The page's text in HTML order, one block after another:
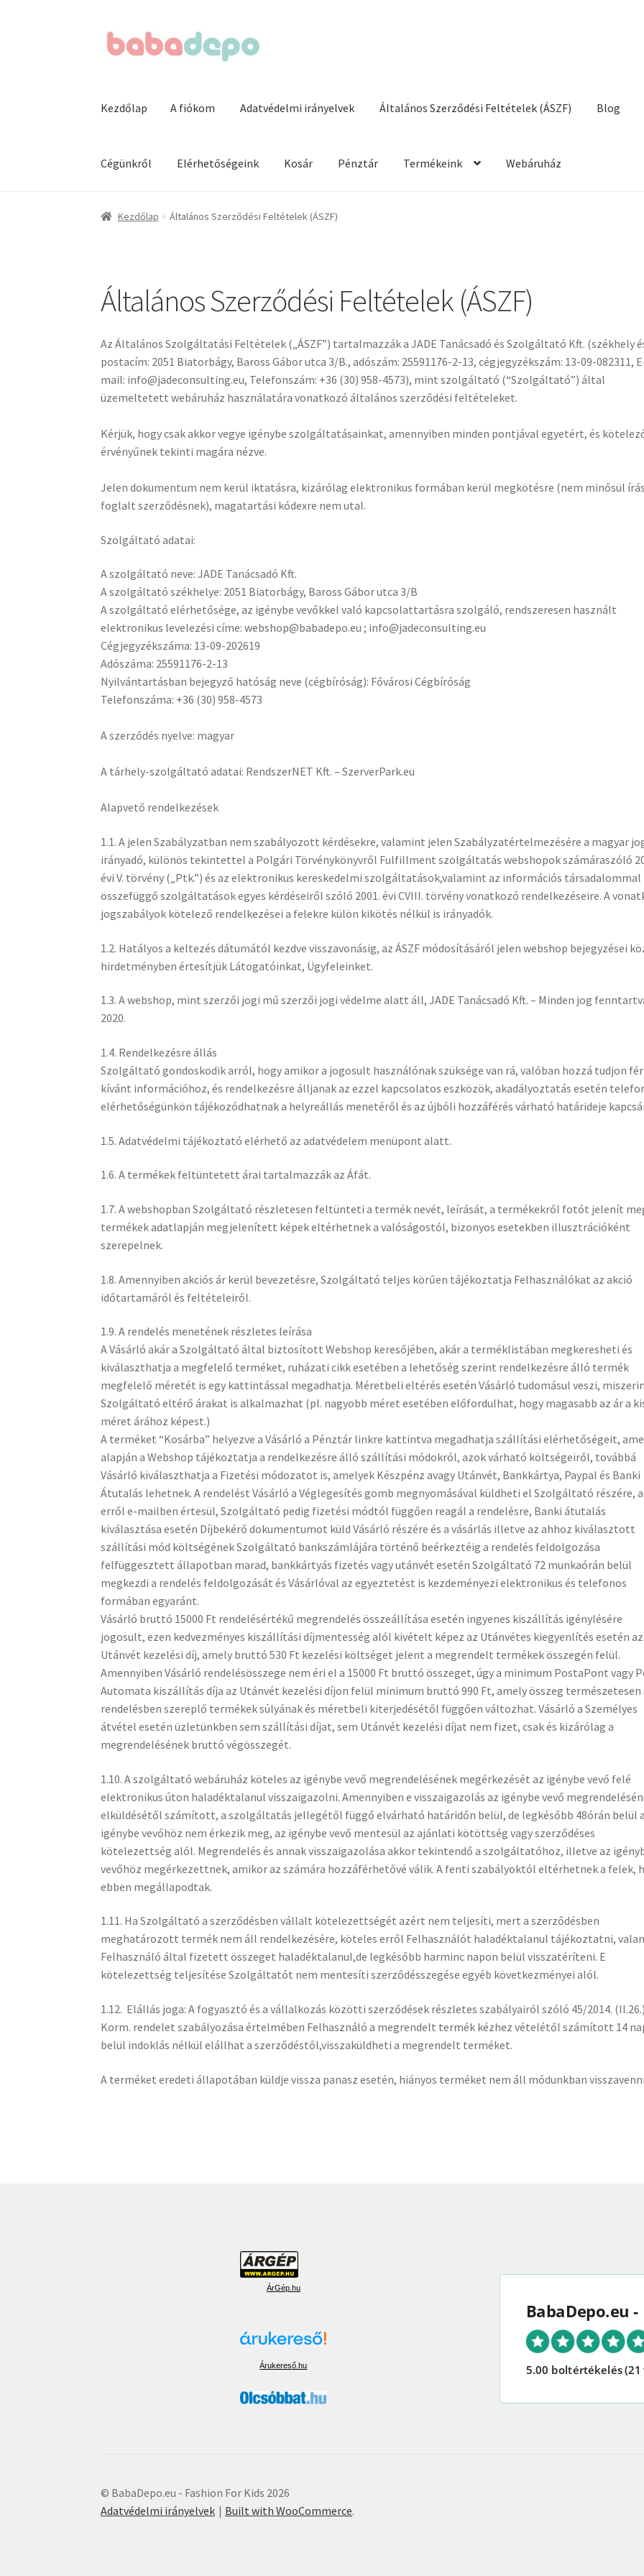
Ugrás
Kilépés
Kezdőlap A fiókom Adatvédelmi irányelvek Általános Szerződési Feltételek (ÁSZF) Blog
Cégünkről Elérhetőségeink Kosár Pénztár Termékeink Webáruház
Kezdőlap A fiókom Adatvédelmi irányelvek Általános Szerződési Feltételek (ÁSZF)
Kezdőlap Általános Szerződési Feltételek (ÁSZF)
Általános Szerződési Feltételek (ÁSZF)
Az Általános Szolgáltatási Feltételek („ÁSZF”) tartalmazzák a JADE Tanácsadó és Szolgáltató Kft. (székhely
postacím: 2051 Biatorbágy, Baross Gábor utca 3/B., adószám: 25591176-2-13, cégjegyzékszám: 13-09-082311,
mail: info@jadeconsulting.eu, Telefonszám: +36 (30) 958-4573), mint szolgáltató (“Szolgáltató”) által
üzemeltetett webáruház használatára vonatkozó általános szerződési feltételeket.
Kérjük, hogy csak akkor vegye igénybe szolgáltatásainkat, amennyiben minden pontjával egyetért, és
érvényűnek tekinti magára nézve.
Jelen dokumentum nem kerül iktatásra, kizárólag elektronikus formában kerül megkötésre (nem minősül
foglalt szerződésnek), magatartási kódexre nem utal.
Szolgáltató adatai:
A szolgáltató neve: JADE Tanácsadó Kft.
A szolgáltató székhelye: 2051 Biatorbágy, Baross Gábor utca 3/B
A szolgáltató elérhetősége, az igénybe vevőkkel való kapcsolattartásra szolgáló, rendszeresen használt
elektronikus levelezési címe: webshop@babadepo.eu ; info@jadeconsulting.eu
Cégjegyzékszáma: 13-09-202619
Adószáma: 25591176-2-13
Nyilvántartásban bejegyző hatóság neve (cégbíróság): Fővárosi Cégbíróság
Telefonszáma: +36 (30) 958-4573
A szerződés nyelve: magyar
A tárhely-szolgáltató adatai: RendszerNET Kft. – SzerverPark.eu
Alapvető rendelkezések
1.1. ​A jelen Szabályzatban nem szabályozott kérdésekre, valamint jelen Szabályzatértelmezésére a magyar
irányadó, különös tekintettel a Polgári Törvénykönyvről Fulfillment szolgáltatás webshopok számáraszóló
évi V. törvény („Ptk.”) és az elektronikus kereskedelmi szolgáltatások,valamint az információs társadalommal
összefüggő szolgáltatások egyes kérdéseiről szóló 2001. évi CVIII. törvény vonatkozó rendelkezéseire. A
jogszabályok kötelező rendelkezései a felekre külön kikötés nélkül is irányadók.
1.2. Hatályos a keltezés dátumától kezdve visszavonásig, az ÁSZF módosításáról jelen webshop bejegyzései
hirdetményben értesítjük Látogatóinkat, Ügyfeleinket.
1.3. A webshop, mint szerzői jogi mű szerzői jogi védelme alatt áll, JADE Tanácsadó Kft. – Minden jog
2020.
1.4. Rendelkezésre állás
Szolgáltató gondoskodik arról, hogy amikor a jogosult használónak szüksége van rá, valóban hozzá tudjon
kívánt információhoz, és rendelkezésre álljanak az ezzel kapcsolatos eszközök, akadályoztatás esetén
elérhetőségünkön tájékozódhatnak a helyreállás menetéről és az újbóli hozzáférés várható határideje
1.5. Adatvédelmi tájékoztató elérhető az adatvédelem menüpont alatt.
1.6. A termékek feltüntetett árai tartalmazzák az Áfát.
1.7. A webshopban Szolgáltató részletesen feltünteti a termék nevét, leírását, a termékekről fotót jelenít
termékek adatlapján megjelenített képek eltérhetnek a valóságostól, bizonyos esetekben illusztrációként
szerepelnek.
1.8. Amennyiben akciós ár kerül bevezetésre, Szolgáltató teljes körűen tájékoztatja Felhasználókat az akció
időtartamáról és feltételeiről.
1.9. A rendelés menetének részletes leírása
A Vásárló akár a Szolgáltató által biztosított Webshop keresőjében, akár a terméklistában megkeresheti és
kiválaszthatja a megfelelő terméket, ruházati cikk esetében a lehetőség szerint rendelkezésre álló termék
megfelelő méretét is egy kattintással megadhatja. Méretbeli eltérés esetén Vásárló tudomásul veszi,
Szolgáltató eltérő árakat is alkalmazhat (pl. nagyobb méret esetében előfordulhat, hogy magasabb az ár a
méret árához képest.)
A terméket “Kosárba” helyezve a Vásárló a Pénztár linkre kattintva megadhatja szállítási elérhetőségeit,
alapján a Webshop tájékoztatja a rendelkezésre álló szállítási módokról, azok várható költségeiről, továbbá
Vásárló kiválaszthatja a Fizetési módozatot is, amelyek Készpénz avagy Utánvét, Bankkártya, Paypal és Banki
Átutalás lehetnek. A rendelést Vásárló a Véglegesítés gomb megnyomásával küldheti el Szolgáltató részére,
erről e-mailben értesül, Szolgáltató pedig fizetési módtól függően reagál a rendelésre, Banki átutalás
kiválasztása esetén Díjbekérő dokumentumot küld Vásárló részére és a vásárlás illetve az ahhoz kiválasztott
szállítási mód költségének Szolgáltató bankszámlájára történő beérkeztéig a rendelés feldolgozása
felfüggesztett állapotban marad, bankkártyás fizetés vagy utánvét esetén Szolgáltató 72 munkaórán belül
megkezdi a rendelés feldolgozását és Vásárlóval az egyeztetést is kezdeményezi elektronikus és telefonos
formában egyaránt.
Vásárló bruttó 15000 Ft rendelésértékű megrendelés összeállítása esetén ingyenes kiszállítás igénylésére
jogosult, ezen kedvezményes kiszállítási díjmentesség alól kivételt képez az Utánvétes kiegyenlítés esetén az
Utánvét kezelési díj, amely bruttó 530 Ft kezelési költséget jelent a megrendelt termékek összegén felül.
Amennyiben Vásárló rendelésösszege nem éri el a 15000 Ft bruttó összeget, úgy a minimum PostaPont vagy
Automata kiszállítás díja az Utánvét kezelési díjon felül minimum bruttó 990 Ft, amely összeg természetesen
rendelésben szereplő termékek súlyának és méretbeli kiterjedésétől függően változhat. Vásárló a Személyes
átvétel esetén üzletünkben sem szállítási díjat, sem Utánvét kezelési díjat nem fizet, csak és kizárólag a
megrendelésének bruttó végösszegét.
1.10. A szolgáltató webáruház köteles az igénybe vevő megrendelésének megérkezését az igénybe vevő felé
elektronikus úton haladéktalanul visszaigazolni. Amennyiben e visszaigazolás az igénybe vevő
elküldésétől számított, a szolgáltatás jellegétől függő elvárható határidőn belül, de legkésőbb 48órán belül
igénybe vevőhöz nem érkezik meg, az igénybe vevő mentesül az ajánlati kötöttség vagy szerződéses
kötelezettség alól. Megrendelés és annak visszaigazolása akkor tekintendő a szolgáltatóhoz, illetve az
vevőhöz megérkezettnek, amikor az számára hozzáférhetővé válik. A fenti szabályoktól eltérhetnek a felek,
ebben megállapodtak.
1.11. Ha Szolgáltató a szerződésben vállalt kötelezettségét azért nem teljesíti, mert a szerződésben
meghatározott termék nem áll rendelkezésére, köteles erről Felhasználót haladéktalanul tájékoztatni,
Felhasználó által fizetett összeget haladéktalanul,de legkésőbb harminc napon belül visszatéríteni. E
kötelezettség teljesítése Szolgáltatót nem mentesíti szerződésszegése egyéb következményei alól.
1.12. Elállás joga: A fogyasztó és a vállalkozás közötti szerződések részletes szabályairól szóló 45/2014. (II.26.)
Korm. rendelet szabályozása értelmében Felhasználó a megrendelt termék kézhez vételétől számított 14
belül indoklás nélkül elállhat a szerződéstől,visszaküldheti a megrendelt terméket.
A terméket eredeti állapotában küldje vissza panasz esetén, hiányos terméket nem áll módunkban
ÁrGép.hu
Árukereső.hu
BabaDepo.eu
5.00 boltértékelés
© BabaDepo.eu - Fashion For Kids 2026
Adatvédelmi irányelvek
Built with WooCommerce.